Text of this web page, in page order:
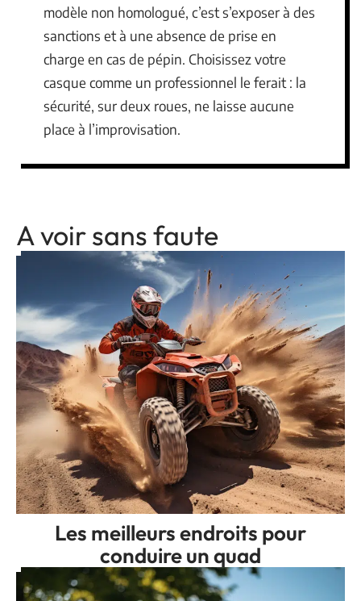
modèle non homologué, c’est s’exposer à des
sanctions et à une absence de prise en
charge en cas de pépin. Choisissez votre
casque comme un professionnel le ferait : la
sécurité, sur deux roues, ne laisse aucune
place à l’improvisation.
A voir sans faute
Les meilleurs endroits pour
conduire un quad